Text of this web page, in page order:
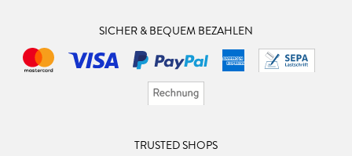
SICHER & BEQUEM BEZAHLEN
TRUSTED SHOPS